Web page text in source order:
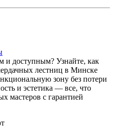
и доступным? Узнайте, как
лестниц в Минске
зону без потери
и эстетика — все, что
мастеров с гарантией